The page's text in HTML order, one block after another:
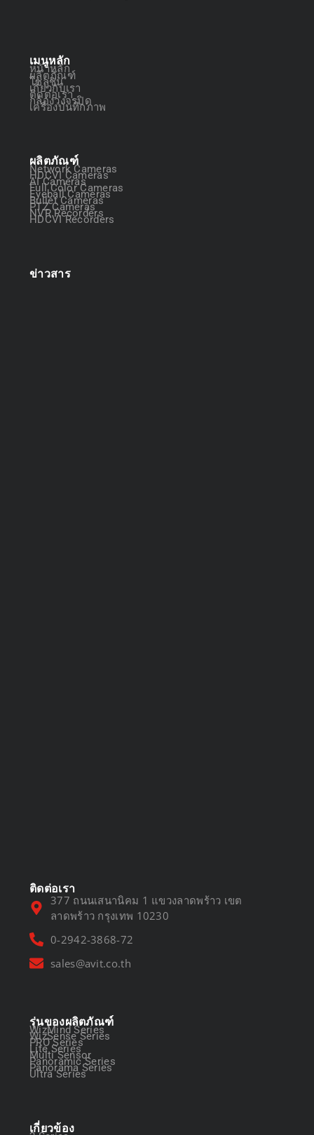
เมนูหลัก
หน้าหลัก
ผลิตภัณฑ์
โซลูชัน
เกี่ยวกับเรา
ติดต่อเรา
กล้องวงจรปิด
เครื่องบันทึกภาพ
ผลิตภัณฑ์
Network Cameras
HDCVI Cameras
AI Cameras
Full Color Cameras
Eyeball Cameras
Bullet Cameras
PTZ Cameras
NVR Recorders
HDCVI Recorders
ข่าวสาร
ติดต่อเรา
377 ถนนเสนานิคม 1 แขวงลาดพร้าว เขต
ลาดพร้าว กรุงเทพ 10230
0-2942-3868-72
sales@avit.co.th
รุ่นของผลิตภัณฑ์
WizMind Series
WizSense Series
PRO Series
Lite Series
Multi Sensor
Panoramic Series
Panorama Series
Ultra Series
เกี่ยวข้อง